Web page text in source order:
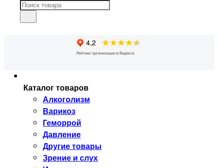
Каталог товаров
Алкоголизм
Варикоз
Геморрой
Давление
Другие товары
Зрение и слух